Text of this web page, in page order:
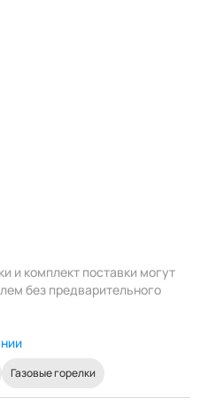
и комплект поставки могут
без предварительного
Газовые горелки